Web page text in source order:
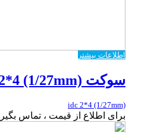
اطلاعات بیشتر
سوکت idc 2*4 (1/27mm)
idc 2*4 (1/27mm)
برای اطلاع از قیمت ، تماس